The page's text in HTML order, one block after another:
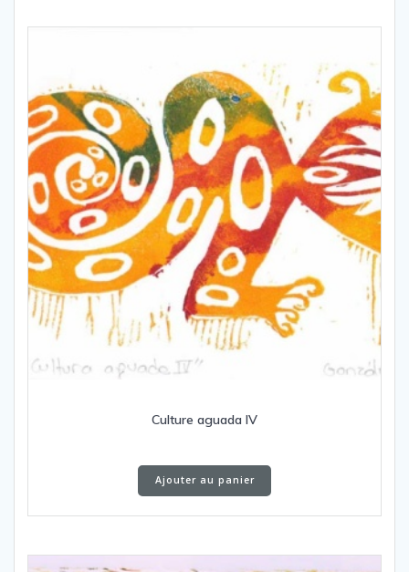
Culture aguada IV
Ajouter au panier